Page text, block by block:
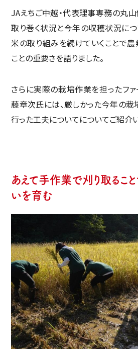
JAえちご中越・代表理事専務の丸
取り巻く状況と今年の収穫状況に
米の取り組みを続けていくことで
ことの重要さを語りました。
さらに実際の栽培作業を担ったフ
藤章次氏には、厳しかった今年の
行った工夫についてについてご紹介
あえて手作業で刈り取るこ
いを育む